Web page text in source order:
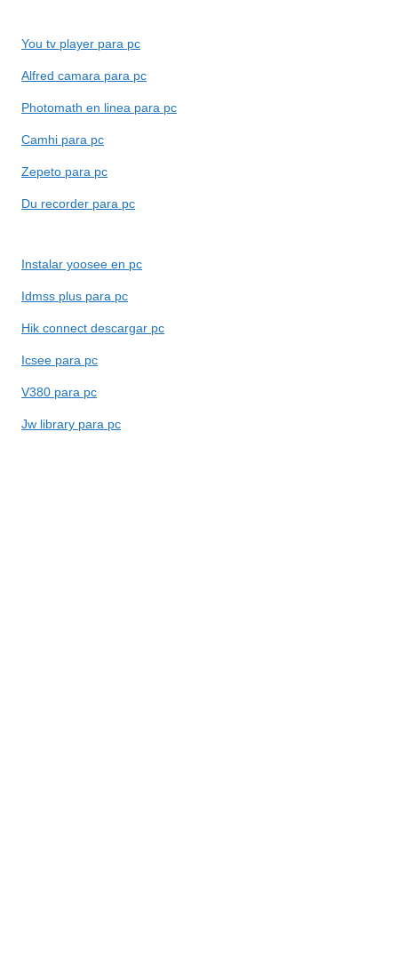
You tv player para pc
Alfred camara para pc
Photomath en linea para pc
Camhi para pc
Zepeto para pc
Du recorder para pc
Instalar yoosee en pc
Idmss plus para pc
Hik connect descargar pc
Icsee para pc
V380 para pc
Jw library para pc